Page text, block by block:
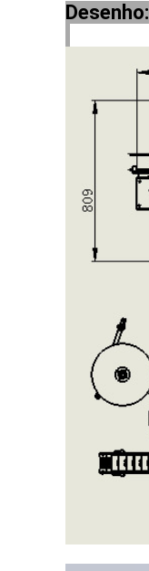
Desenho: